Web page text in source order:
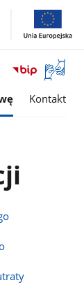
Otwórz
okno
z
Kontakt